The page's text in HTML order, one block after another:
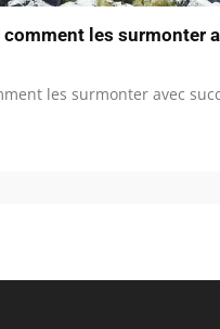
comment les surmonter
les surmonter avec